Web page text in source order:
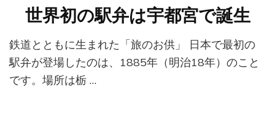
世界初の駅弁は宇都宮で誕生
鉄道とともに生まれた「旅のお供」 日本で最初の
駅弁が登場したのは、1885年（明治18年）のこと
です。場所は栃 …